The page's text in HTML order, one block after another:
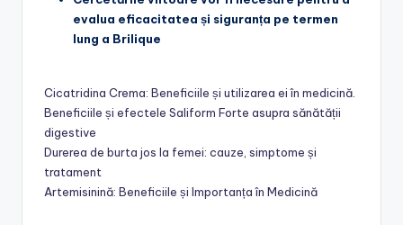
evalua eficacitatea și siguranța pe termen
lung a Brilique
Cicatridina Crema: Beneficiile și utilizarea ei în medicină.
Beneficiile și efectele Saliform Forte asupra sănătății
digestive
Durerea de burta jos la femei: cauze, simptome și
tratament
Artemisinină: Beneficiile și Importanța în Medicină